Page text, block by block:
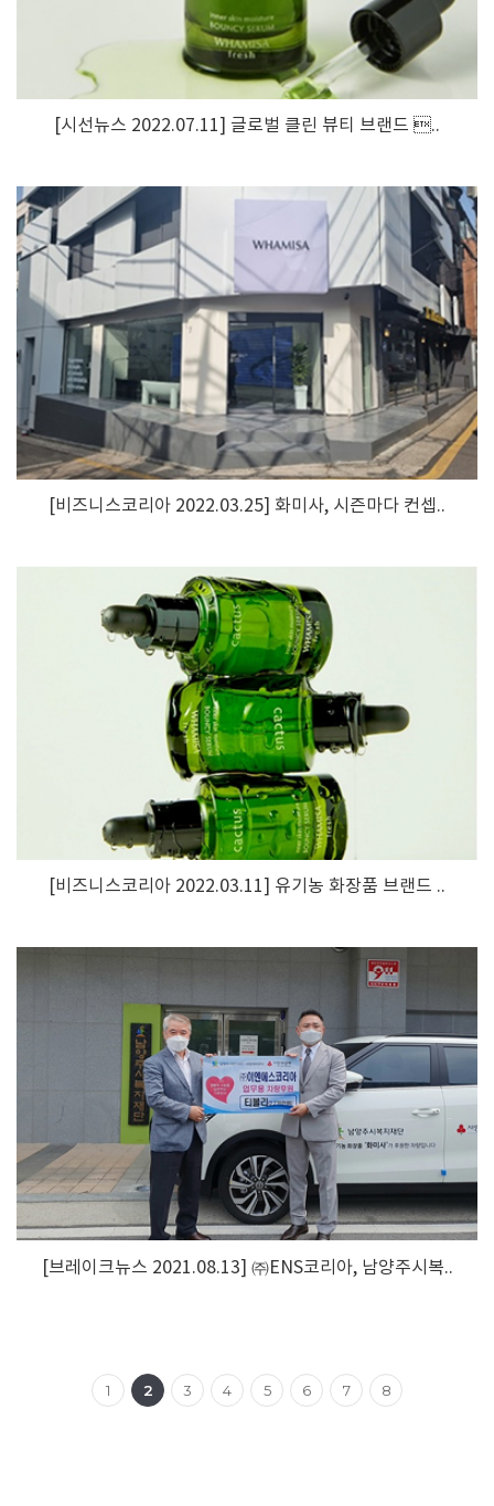
[시선뉴스 2022.07.11] 글로벌 클린 뷰티 브랜드 ..
[비즈니스코리아 2022.03.25] 화미사, 시즌마다 컨셉..
[비즈니스코리아 2022.03.11] 유기농 화장품 브랜드 ..
[브레이크뉴스 2021.08.13] ㈜ENS코리아, 남양주시복..
1 2 3 4 5 6 7 8